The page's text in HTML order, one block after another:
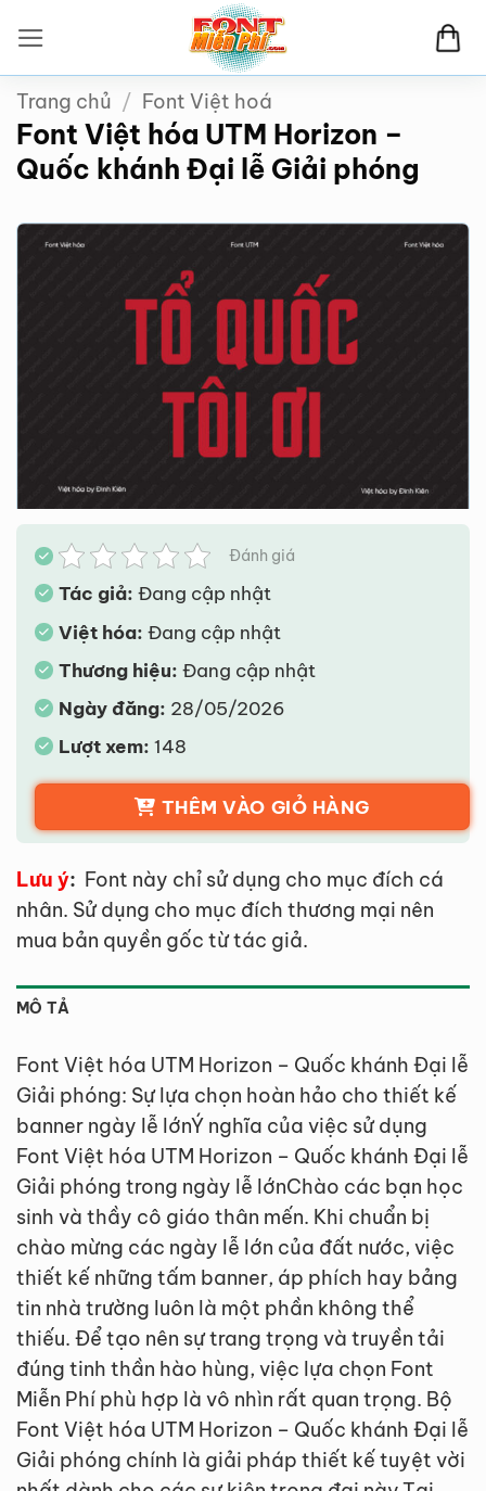
qua
nội
dung
Trang chủ / Font Việt hoá
Font Việt hóa UTM Horizon –
Quốc khánh Đại lễ Giải phóng
Đánh giá
Tác giả: Đang cập nhật
Việt hóa: Đang cập nhật
Thương hiệu: Đang cập nhật
Ngày đăng: 28/05/2026
Lượt xem: 148
THÊM VÀO GIỎ HÀNG
Lưu ý: Font này chỉ sử dụng cho mục đích cá
nhân. Sử dụng cho mục đích thương mại nên
mua bản quyền gốc từ tác giả.
MÔ TẢ
Font Việt hóa UTM Horizon – Quốc khánh Đại lễ
Giải phóng: Sự lựa chọn hoàn hảo cho thiết kế
banner ngày lễ lớnÝ nghĩa của việc sử dụng
Font Việt hóa UTM Horizon – Quốc khánh Đại lễ
Giải phóng trong ngày lễ lớnChào các bạn học
sinh và thầy cô giáo thân mến. Khi chuẩn bị
chào mừng các ngày lễ lớn của đất nước, việc
thiết kế những tấm banner, áp phích hay bảng
tin nhà trường luôn là một phần không thể
thiếu. Để tạo nên sự trang trọng và truyền tải
đúng tinh thần hào hùng, việc lựa chọn Font
Miễn Phí phù hợp là vô nhìn rất quan trọng. Bộ
Font Việt hóa UTM Horizon – Quốc khánh Đại lễ
Giải phóng chính là giải pháp thiết kế tuyệt vời